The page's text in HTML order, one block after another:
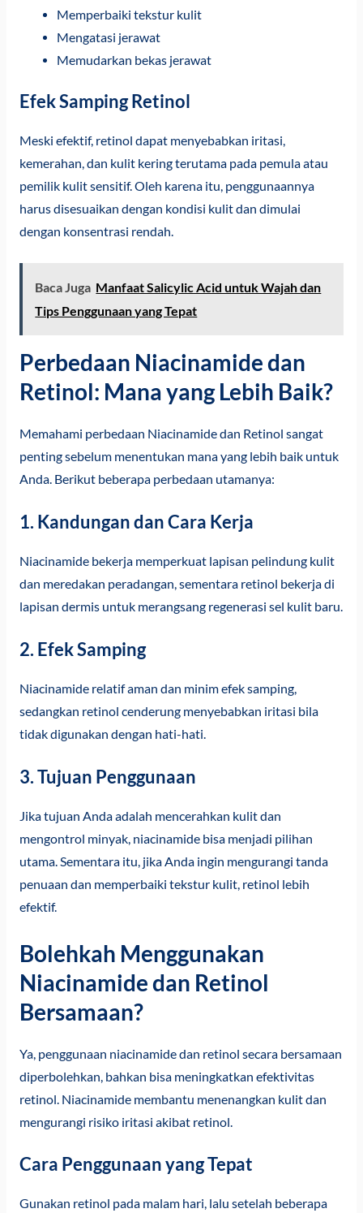
Memperbaiki tekstur kulit
Mengatasi jerawat
Memudarkan bekas jerawat
Efek Samping Retinol
Meski efektif, retinol dapat menyebabkan iritasi,
kemerahan, dan kulit kering terutama pada pemula atau
pemilik kulit sensitif. Oleh karena itu, penggunaannya
harus disesuaikan dengan kondisi kulit dan dimulai
dengan konsentrasi rendah.
Baca Juga Manfaat Salicylic Acid untuk Wajah dan
Tips Penggunaan yang Tepat
Perbedaan Niacinamide dan
Retinol: Mana yang Lebih Baik?
Memahami perbedaan Niacinamide dan Retinol sangat
penting sebelum menentukan mana yang lebih baik untuk
Anda. Berikut beberapa perbedaan utamanya:
1. Kandungan dan Cara Kerja
Niacinamide bekerja memperkuat lapisan pelindung kulit
dan meredakan peradangan, sementara retinol bekerja di
lapisan dermis untuk merangsang regenerasi sel kulit baru.
2. Efek Samping
Niacinamide relatif aman dan minim efek samping,
sedangkan retinol cenderung menyebabkan iritasi bila
tidak digunakan dengan hati-hati.
3. Tujuan Penggunaan
Jika tujuan Anda adalah mencerahkan kulit dan
mengontrol minyak, niacinamide bisa menjadi pilihan
utama. Sementara itu, jika Anda ingin mengurangi tanda
penuaan dan memperbaiki tekstur kulit, retinol lebih
efektif.
Bolehkah Menggunakan
Niacinamide dan Retinol
Bersamaan?
Ya, penggunaan niacinamide dan retinol secara bersamaan
diperbolehkan, bahkan bisa meningkatkan efektivitas
retinol. Niacinamide membantu menenangkan kulit dan
mengurangi risiko iritasi akibat retinol.
Cara Penggunaan yang Tepat
Gunakan retinol pada malam hari, lalu setelah beberapa